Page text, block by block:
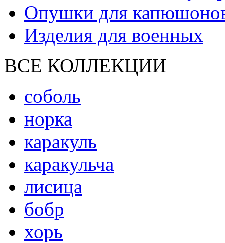
Опушки для
Изделия для военных
ВСЕ КОЛЛЕКЦИИ
соболь
норка
каракуль
каракульча
лисица
бобр
хорь